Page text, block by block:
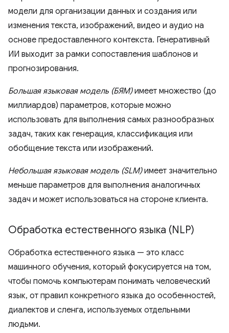
модели для организации данных и создания или
изменения текста, изображений, видео и аудио на
основе предоставленного контекста. Генеративный
ИИ выходит за рамки сопоставления шаблонов и
прогнозирования.
Большая языковая модель (БЯМ)имеет множество (до
миллиардов) параметров, которые можно
использовать для выполнения самых разнообразных
задач, таких как генерация, классификация или
обобщение текста или изображений.
Небольшая языковая модель (SLM)имеет значительно
меньше параметров для выполнения аналогичных
задач и может использоваться на стороне клиента.
Обработка естественного языка (NLP)
Обработка естественного языка — это класс
машинного обучения, который фокусируется на том,
чтобы помочь компьютерам понимать человеческий
язык, от правил конкретного языка до особенностей,
диалектов и сленга, используемых отдельными
людьми.